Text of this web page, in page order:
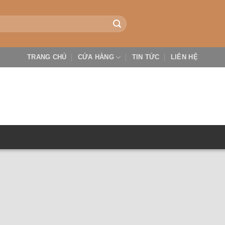
TRANG CHỦ CỬA HÀNG TIN TỨC LIÊN HỆ